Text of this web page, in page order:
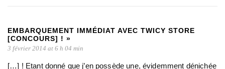
EMBARQUEMENT IMMÉDIAT AVEC TWICY STORE
[CONCOURS] ! »
3 février 2014 at 6 h 04 min
[…] ! Etant donné que j’en possède une, évidemment dénichée